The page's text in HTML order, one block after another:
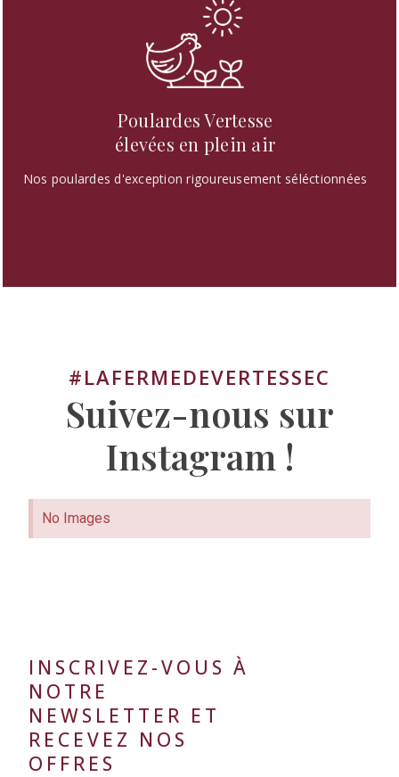
Poulardes Vertesse
élevées en plein air
Nos poulardes d'exception rigoureusement séléctionnées
#LAFERMEDEVERTESSEC
Suivez-nous sur
Instagram !
No Images
INSCRIVEZ-VOUS À
NOTRE
NEWSLETTER ET
RECEVEZ NOS
OFFRES